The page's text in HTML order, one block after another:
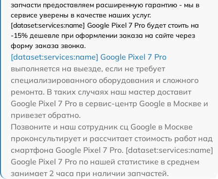
запчасти предоставляем расширенную гарантию - мы в
сервисе уверены в качестве наших услуг.
[dataset:services:name] Google Pixel 7 Pro будет стоить на
-15% дешевле при оформлении заказа на сайте через
форму заказа звонка.
[dataset:services:name] Google Pixel 7 Pro
выполняется на выезде, если не требует
специализированного оборудования и сложного
ремонта. В таких случаях наш мастер доставит
Google Pixel 7 Pro в сервис-центр Google в Москве и
привезет обратно.
Позвоните и наш сотрудник сц Google в Москве
проконсультирует и рассчитает стоимость работ над
смартфона Google Pixel 7 Pro. [dataset:services:name]
Google Pixel 7 Pro по нашей статистике в среднем
занимает 2 часа при наличии запчастей.